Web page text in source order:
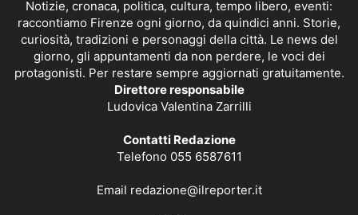
Notizie, cronaca, politica, cultura, tempo libero, eventi:
raccontiamo Firenze ogni giorno, da quindici anni. Storie,
curiosità, tradizioni e personaggi della città. Le news del
giorno, gli appuntamenti da non perdere, le voci dei
protagonisti. Per restare sempre aggiornati gratuitamente.
Direttore responsabile
Ludovica Valentina Zarrilli
Contatti Redazione
Telefono 055 6587611
Email redazione@ilreporter.it